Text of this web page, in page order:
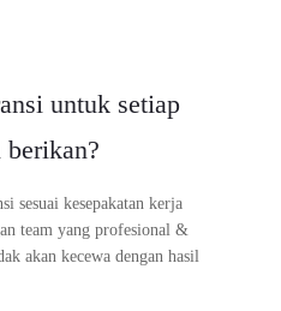
untuk setiap
sesuai kesepakatan kerja
team yang profesional &
akan kecewa dengan hasil